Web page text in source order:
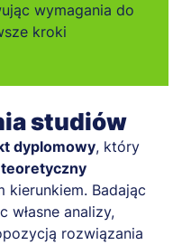
wymagania do
kroki
studiów
dyplomowy, który
kierunkiem. Badając
własne analizy,
rozwiązania